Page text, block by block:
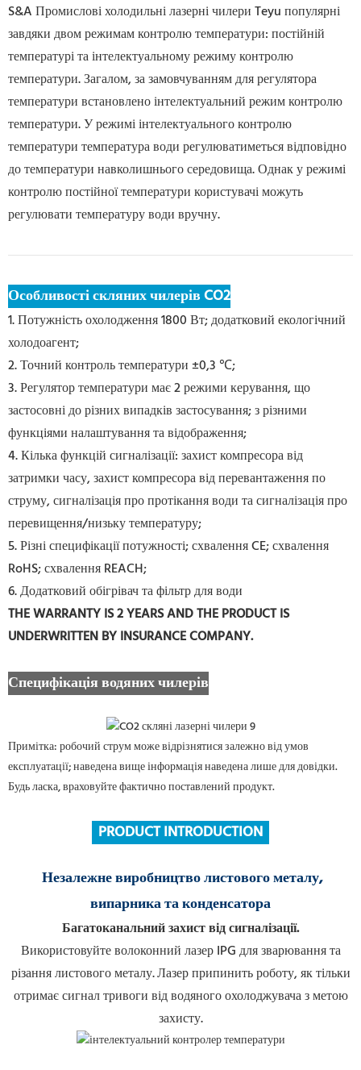
S&A Промислові холодильні лазерні чилери Teyu популярні
завдяки двом режимам контролю температури: постійній
температурі та інтелектуальному режиму контролю
температури. Загалом, за замовчуванням для регулятора
температури встановлено інтелектуальний режим контролю
температури. У режимі інтелектуального контролю
температури температура води регулюватиметься відповідно
до температури навколишнього середовища. Однак у режимі
контролю постійної температури користувачі можуть
регулювати температуру води вручну.
Особливості скляних чилерів CO2
1. Потужність охолодження 1800 Вт; додатковий екологічний
холодоагент;
2. Точний контроль температури ±0,3 ℃;
3. Регулятор температури має 2 режими керування, що
застосовні до різних випадків застосування; з різними
функціями налаштування та відображення;
4. Кілька функцій сигналізації: захист компресора від
затримки часу, захист компресора від перевантаження по
струму, сигналізація про протікання води та сигналізація про
перевищення/низьку температуру;
5. Різні специфікації потужності; схвалення CE; схвалення
RoHS; схвалення REACH;
6. Додатковий обігрівач та фільтр для води
THE WARRANTY IS 2 YEARS AND THE PRODUCT IS
UNDERWRITTEN BY INSURANCE COMPANY.
Специфікація водяних чилерів
Примітка: робочий струм може відрізнятися залежно від умов
експлуатації; наведена вище інформація наведена лише для довідки.
Будь ласка, враховуйте фактично поставлений продукт.
PRODUCT INTRODUCTION
Незалежне виробництво листового металу,
випарника та конденсатора
Багатоканальний захист від сигналізації.
Використовуйте волоконний лазер IPG для зварювання та
різання листового металу.Лазер припинить роботу, як тільки
отримає сигнал тривоги від водяного охолоджувача з метою
захисту.